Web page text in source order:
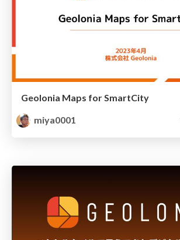
Geolonia Maps for SmartCity
miya0001